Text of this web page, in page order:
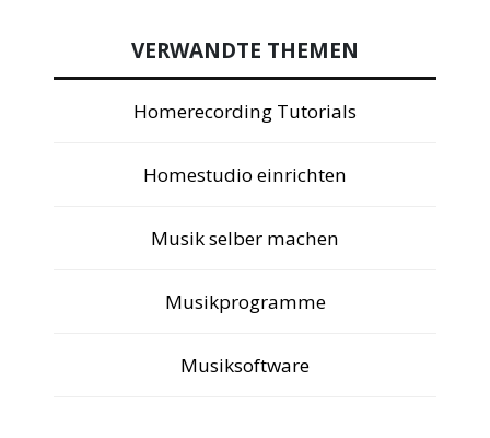
VERWANDTE THEMEN
Homerecording Tutorials
Homestudio einrichten
Musik selber machen
Musikprogramme
Musiksoftware